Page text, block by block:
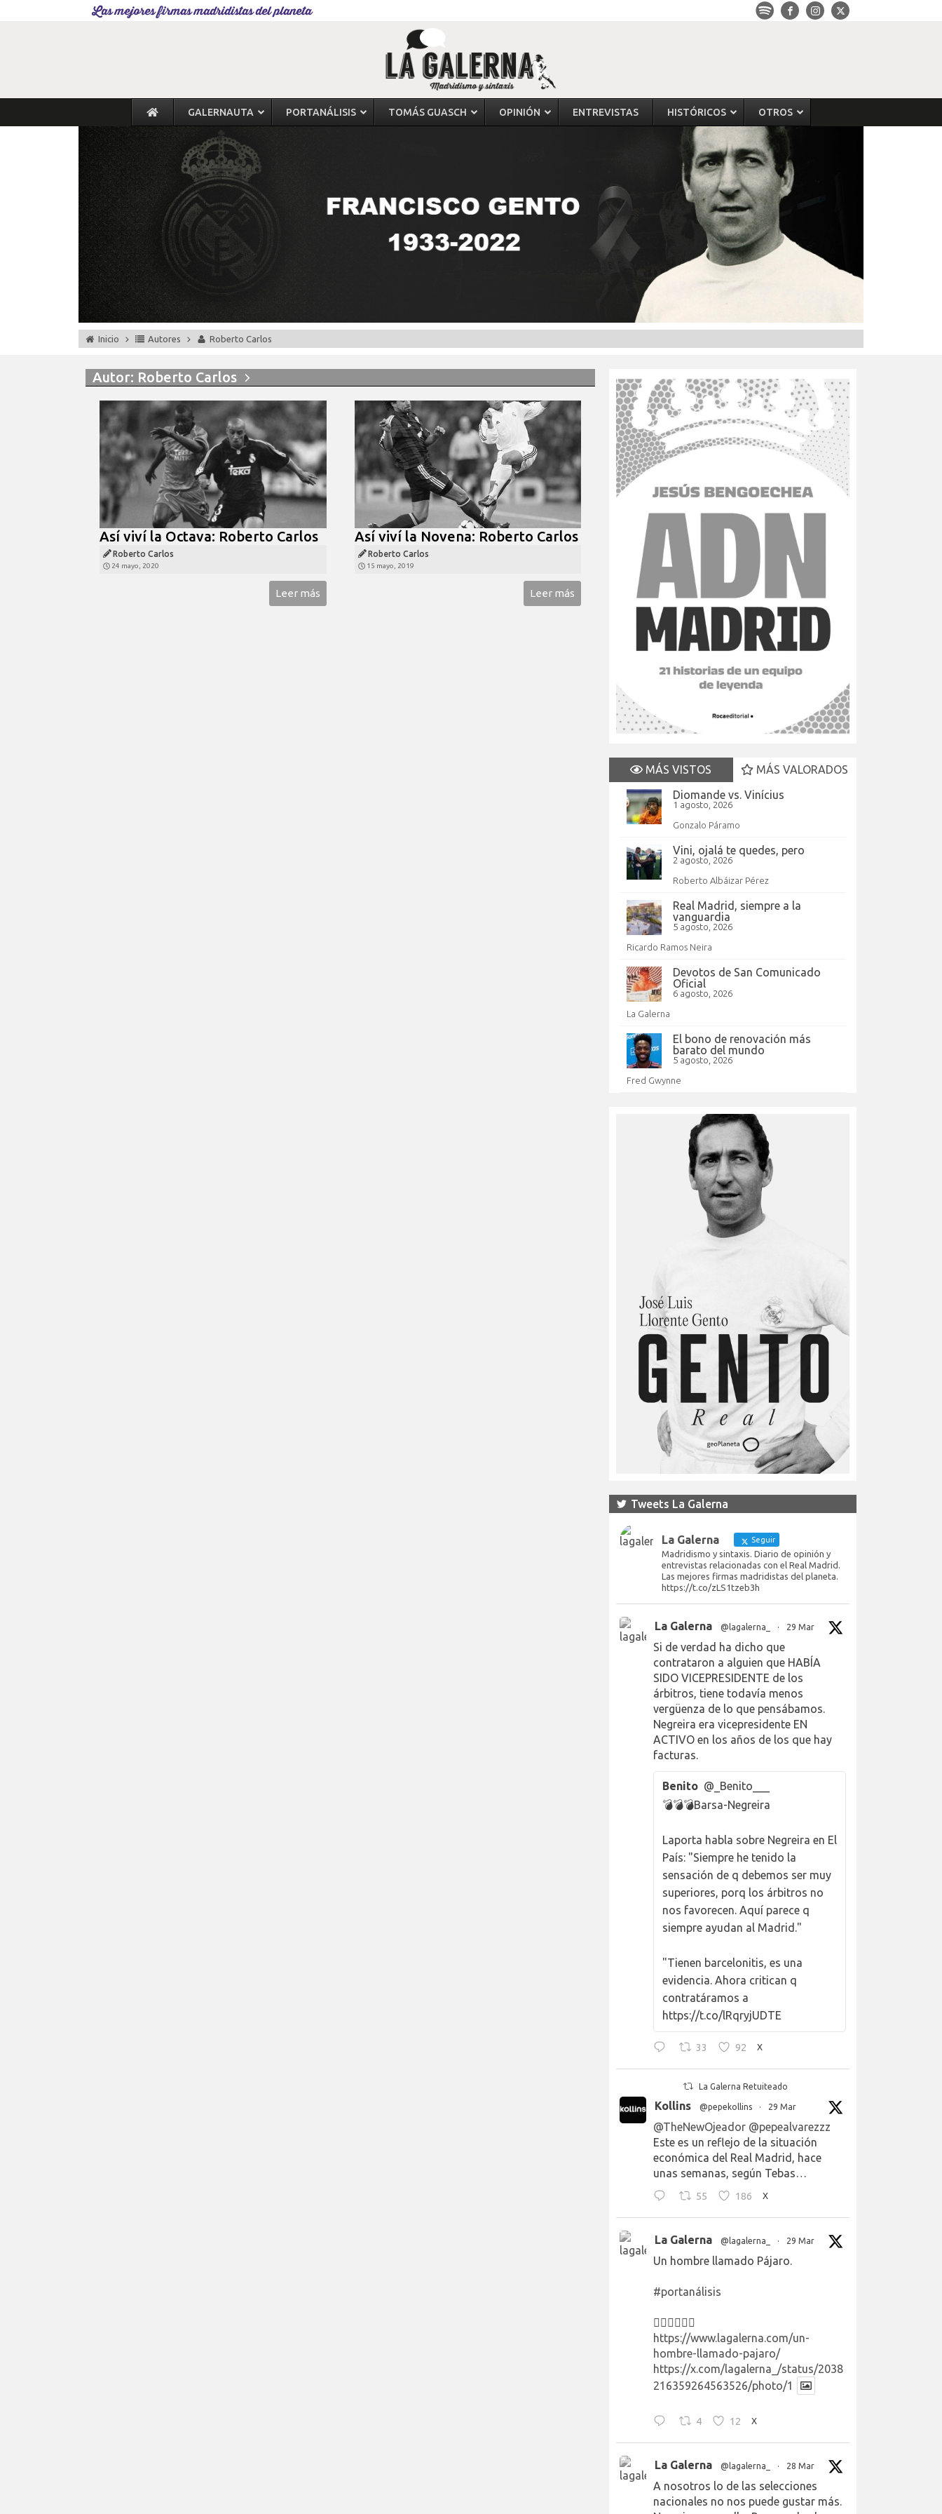
Las mejores firmas madridistas del planeta
GALERNAUTA PORTANÁLISIS TOMÁS GUASCH OPINIÓN ENTREVISTAS HISTÓRICOS OTROS
Inicio Autores Roberto Carlos
Autor: Roberto Carlos
Así viví la Octava: Roberto Carlos
Roberto Carlos
24 mayo, 2020
Leer más
Así viví la Novena: Roberto Carlos
Roberto Carlos
15 mayo, 2019
Leer más
MÁS VISTOS
MÁS VALORADOS
Diomande vs. Vinícius
1 agosto, 2026
Gonzalo Páramo
Vini, ojalá te quedes, pero
2 agosto, 2026
Roberto Albáizar Pérez
Real Madrid, siempre a la
vanguardia
5 agosto, 2026
Ricardo Ramos Neira
Devotos de San Comunicado
Oficial
6 agosto, 2026
La Galerna
El bono de renovación más
barato del mundo
5 agosto, 2026
Fred Gwynne
Tweets La Galerna
La Galerna Seguir
Madridismo y sintaxis. Diario de opinión y
entrevistas relacionadas con el Real Madrid.
Las mejores firmas madridistas del planeta.
https://t.co/zLS1tzeb3h
La Galerna @lagalerna_ · 29 Mar
Si de verdad ha dicho que
contrataron a alguien que HABÍA
SIDO VICEPRESIDENTE de los
árbitros, tiene todavía menos
vergüenza de lo que pensábamos.
Negreira era vicepresidente EN
ACTIVO en los años de los que hay
facturas.
Benito @_Benito___
💣💣💣Barsa-Negreira
Laporta habla sobre Negreira en El
País: "Siempre he tenido la
sensación de q debemos ser muy
superiores, porq los árbitros no
nos favorecen. Aquí parece q
siempre ayudan al Madrid."
"Tienen barcelonitis, es una
evidencia. Ahora critican q
contratáramos a
https://t.co/lRqryjUDTE
33 92 X
La Galerna Retuiteado
Kollins @pepekollins · 29 Mar
@TheNewOjeador @pepealvarezzz
Este es un reflejo de la situación
económica del Real Madrid, hace
unas semanas, según Tebas…
55 186 X
La Galerna @lagalerna_ · 29 Mar
Un hombre llamado Pájaro.
#portanálisis
👉🏻👉🏻👉🏻
https://www.lagalerna.com/un-
hombre-llamado-pajaro/
https://x.com/lagalerna_/status/2038
216359264563526/photo/1
4 12 X
La Galerna @lagalerna_ · 28 Mar
A nosotros lo de las selecciones
nacionales no nos puede gustar más.